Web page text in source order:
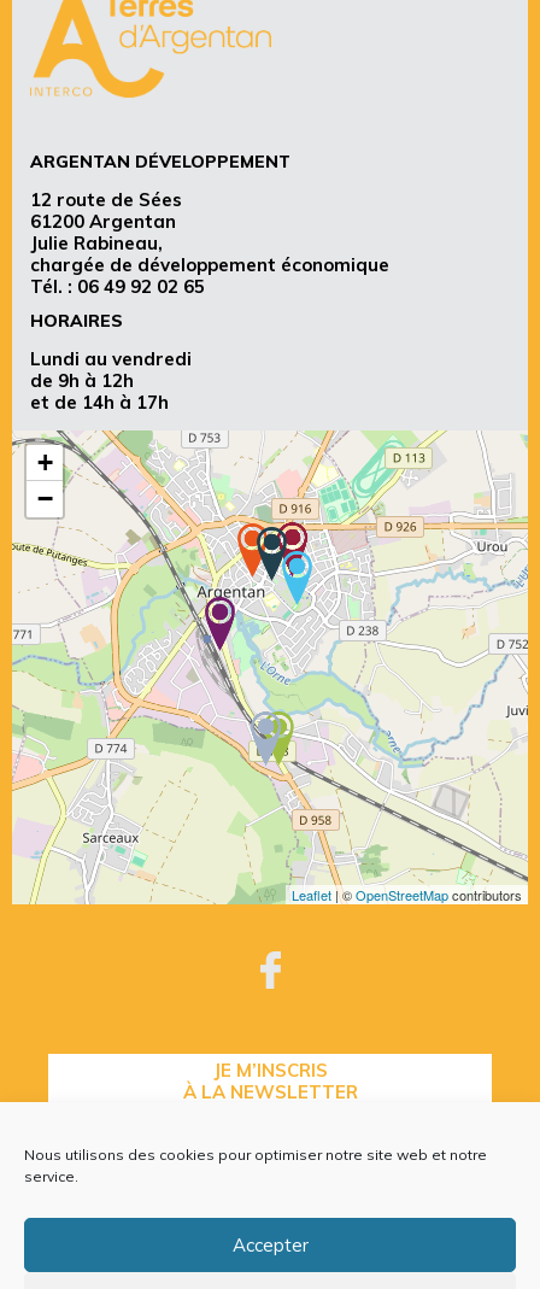
Nous utilisons des cookies pour optimiser notre site web et notre
service.
Accepter
ARGENTAN DÉVELOPPEMENT
12 route de Sées
61200 Argentan
Julie Rabineau,
chargée de développement économique
Tél. : 06 49 92 02 65
HORAIRES
Lundi au vendredi
de 9h à 12h
et de 14h à 17h
+
−
Leaflet | ©OpenStreetMapcontributors
JE M’INSCRIS
À LA NEWSLETTER